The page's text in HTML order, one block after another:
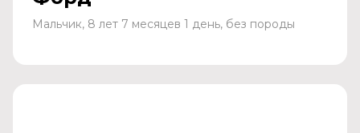
Мальчик, 8 лет 7 месяцев 1 день, без породы